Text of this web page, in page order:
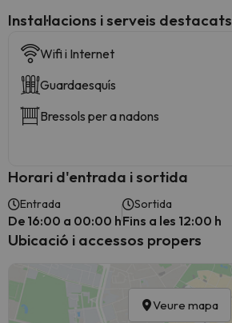
Instal·lacions i serveis destacats
Wifi i Internet
Guardaesquís
Bressols per a nadons
Horari d'entrada i sortida
Entrada
De 16:00 a 00:00 h
Sortida
Fins a les 12:00 h
Ubicació i accessos propers
Veure mapa